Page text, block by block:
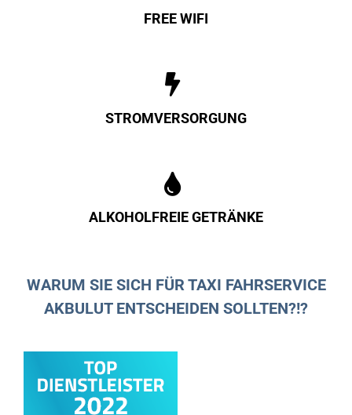
FREE WIFI
STROMVERSORGUNG
ALKOHOLFREIE GETRÄNKE
WARUM SIE SICH FÜR TAXI FAHRSERVICE
AKBULUT ENTSCHEIDEN SOLLTEN?!?